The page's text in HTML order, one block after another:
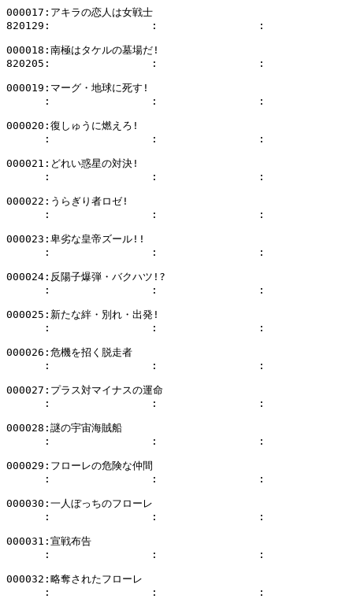
000017:アキラの恋人は女戦士
820129:                :                :
000018:南極はタケルの墓場だ!
820205:                :                :
000019:マーグ・地球に死す!
:                :                :
000020:復しゅうに燃えろ!
:                :                :
000021:どれい惑星の対決!
:                :                :
000022:うらぎり者ロゼ!
:                :                :
000023:卑劣な皇帝ズール!!
:                :                :
000024:反陽子爆弾・バクハツ!?
:                :                :
000025:新たな絆・別れ・出発!
:                :                :
000026:危機を招く脱走者
:                :                :
000027:プラス対マイナスの運命
:                :                :
000028:謎の宇宙海賊船
:                :                :
000029:フローレの危険な仲間
:                :                :
000030:一人ぼっちのフローレ
:                :                :
000031:宣戦布告
:                :                :
000032:略奪されたフローレ
:                :                :